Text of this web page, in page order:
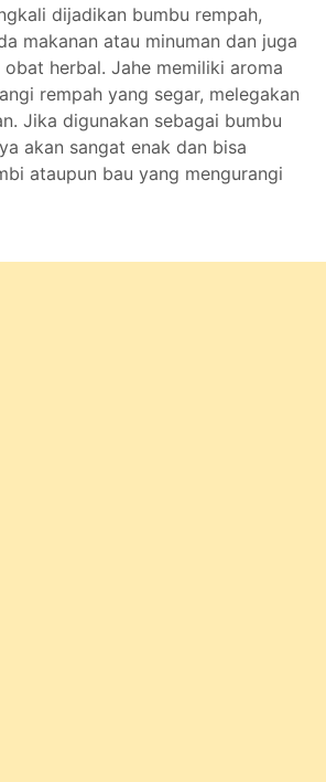
dijadikan bumbu rempah,
makanan atau minuman dan juga
herbal. Jahe memiliki aroma
rempah yang segar, melegakan
Jika digunakan sebagai bumbu
akan sangat enak dan bisa
ataupun bau yang mengurangi